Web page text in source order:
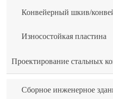
Конвейерный шкив/
Износостойкая пластина
Проектирование стальных
Сборное инженерное